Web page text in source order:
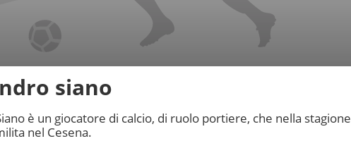
siano
è un giocatore di calcio, di ruolo portiere, che nella stagione
nel Cesena.